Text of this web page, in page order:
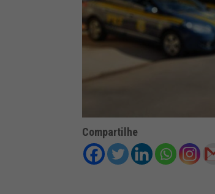
Compartilhe